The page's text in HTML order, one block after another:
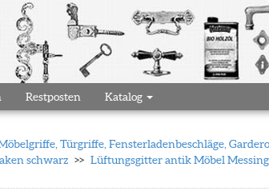
Restposten Katalog
Türgriffe, Fensterladenbeschläge,
schwarz
Lüftungsgitter antik Möbel